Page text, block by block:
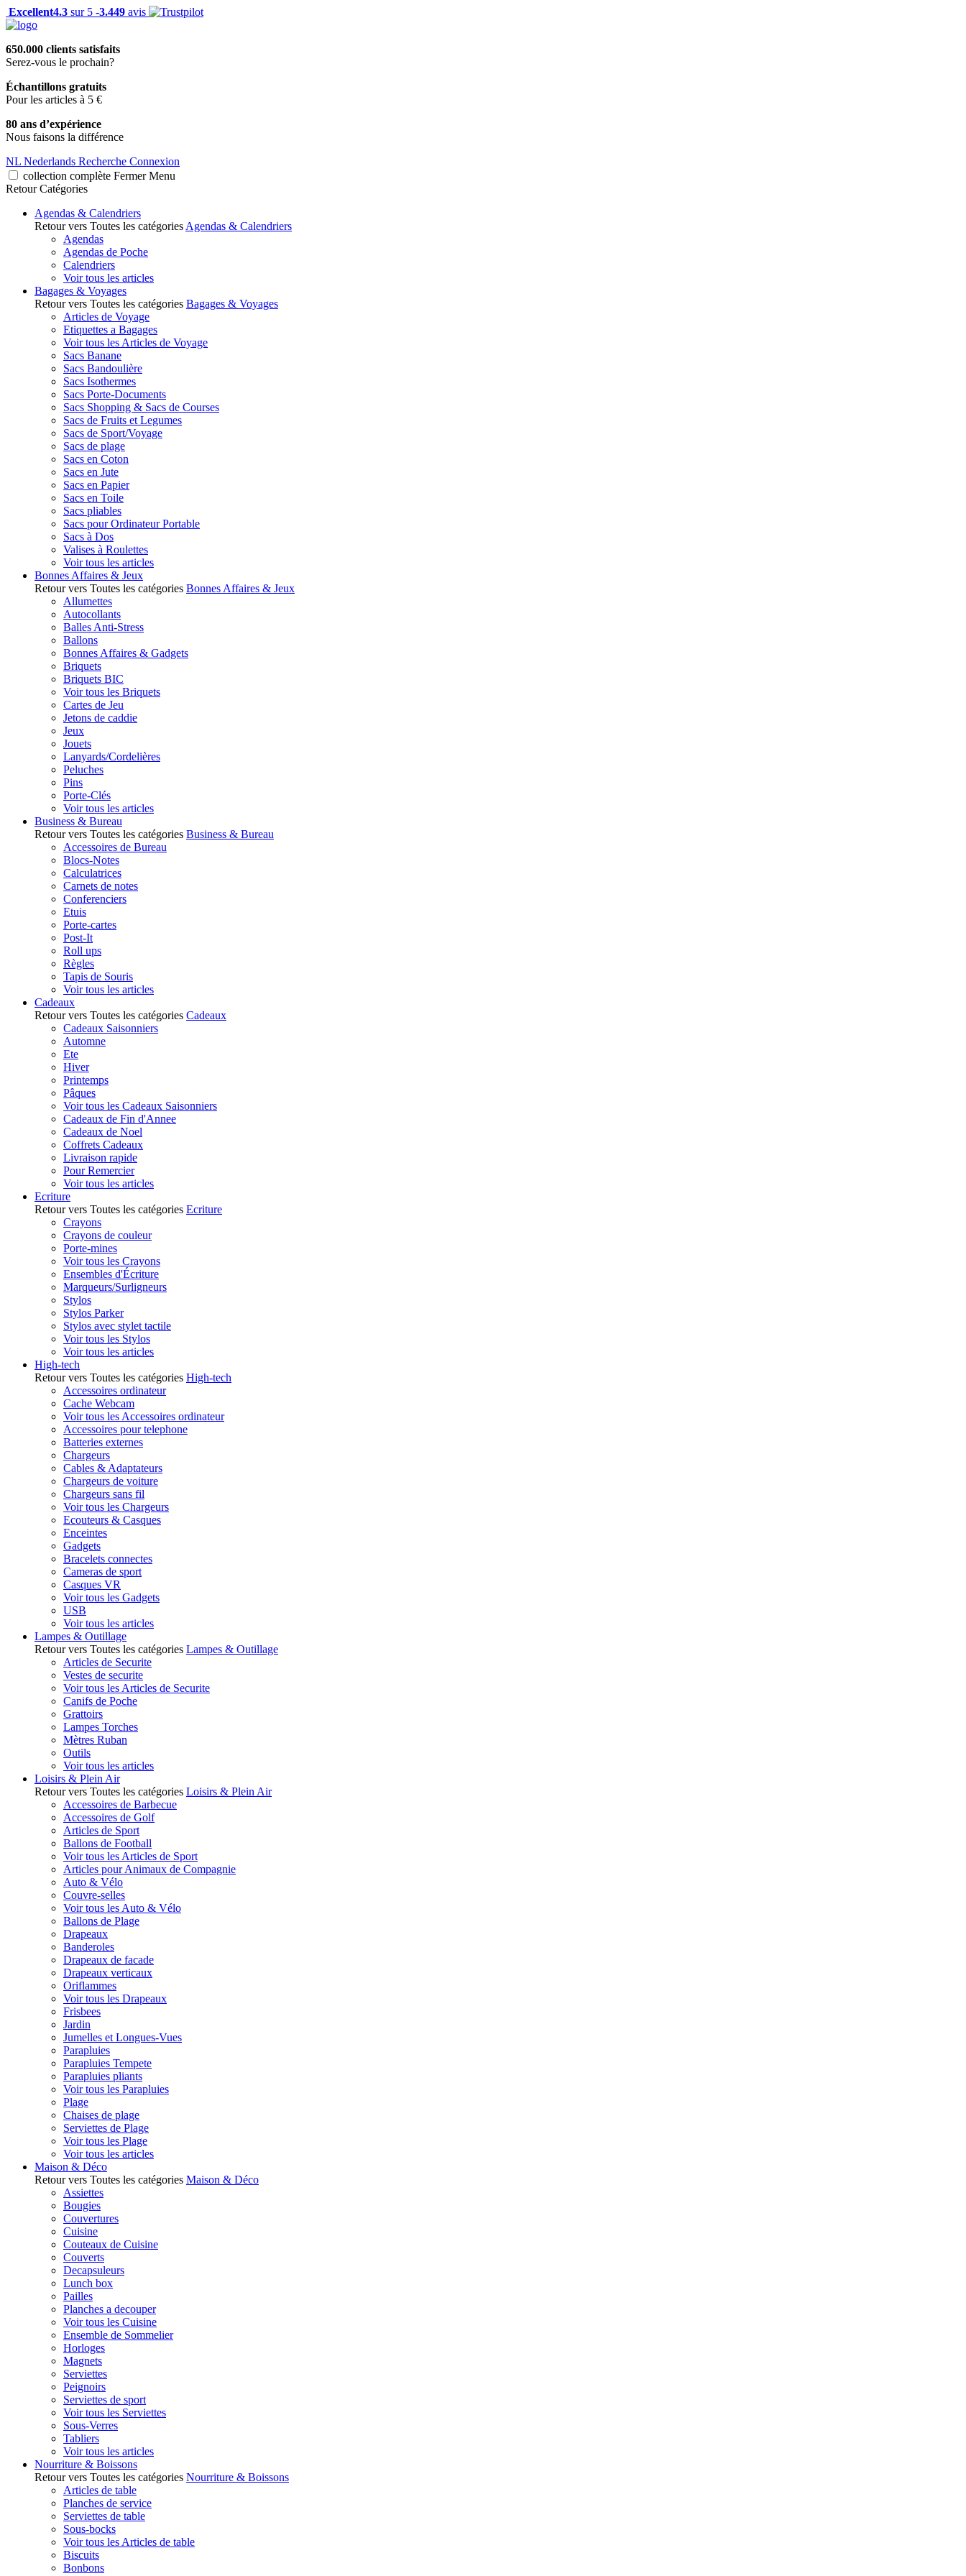
Excellent4.3 sur 5 -3.449 avis
650.000 clients satisfaits
Serez-vous le prochain?
Échantillons gratuits
Pour les articles à 5 €
80 ans d’expérience
Nous faisons la différence
NL Nederlands Recherche Connexion
collection complète Fermer Menu
Retour Catégories
Agendas & Calendriers
Retour vers Toutes les catégories Agendas & Calendriers
Agendas
Agendas de Poche
Calendriers
Voir tous les articles
Bagages & Voyages
Retour vers Toutes les catégories Bagages & Voyages
Articles de Voyage
Etiquettes a Bagages
Voir tous les Articles de Voyage
Sacs Banane
Sacs Bandoulière
Sacs Isothermes
Sacs Porte-Documents
Sacs Shopping & Sacs de Courses
Sacs de Fruits et Legumes
Sacs de Sport/Voyage
Sacs de plage
Sacs en Coton
Sacs en Jute
Sacs en Papier
Sacs en Toile
Sacs pliables
Sacs pour Ordinateur Portable
Sacs à Dos
Valises à Roulettes
Voir tous les articles
Bonnes Affaires & Jeux
Retour vers Toutes les catégories Bonnes Affaires & Jeux
Allumettes
Autocollants
Balles Anti-Stress
Ballons
Bonnes Affaires & Gadgets
Briquets
Briquets BIC
Voir tous les Briquets
Cartes de Jeu
Jetons de caddie
Jeux
Jouets
Lanyards/Cordelières
Peluches
Pins
Porte-Clés
Voir tous les articles
Business & Bureau
Retour vers Toutes les catégories Business & Bureau
Accessoires de Bureau
Blocs-Notes
Calculatrices
Carnets de notes
Conferenciers
Etuis
Porte-cartes
Post-It
Roll ups
Règles
Tapis de Souris
Voir tous les articles
Cadeaux
Retour vers Toutes les catégories Cadeaux
Cadeaux Saisonniers
Automne
Ete
Hiver
Printemps
Pâques
Voir tous les Cadeaux Saisonniers
Cadeaux de Fin d'Annee
Cadeaux de Noel
Coffrets Cadeaux
Livraison rapide
Pour Remercier
Voir tous les articles
Ecriture
Retour vers Toutes les catégories Ecriture
Crayons
Crayons de couleur
Porte-mines
Voir tous les Crayons
Ensembles d'Écriture
Marqueurs/Surligneurs
Stylos
Stylos Parker
Stylos avec stylet tactile
Voir tous les Stylos
Voir tous les articles
High-tech
Retour vers Toutes les catégories High-tech
Accessoires ordinateur
Cache Webcam
Voir tous les Accessoires ordinateur
Accessoires pour telephone
Batteries externes
Chargeurs
Cables & Adaptateurs
Chargeurs de voiture
Chargeurs sans fil
Voir tous les Chargeurs
Ecouteurs & Casques
Enceintes
Gadgets
Bracelets connectes
Cameras de sport
Casques VR
Voir tous les Gadgets
USB
Voir tous les articles
Lampes & Outillage
Retour vers Toutes les catégories Lampes & Outillage
Articles de Securite
Vestes de securite
Voir tous les Articles de Securite
Canifs de Poche
Grattoirs
Lampes Torches
Mètres Ruban
Outils
Voir tous les articles
Loisirs & Plein Air
Retour vers Toutes les catégories Loisirs & Plein Air
Accessoires de Barbecue
Accessoires de Golf
Articles de Sport
Ballons de Football
Voir tous les Articles de Sport
Articles pour Animaux de Compagnie
Auto & Vélo
Couvre-selles
Voir tous les Auto & Vélo
Ballons de Plage
Drapeaux
Banderoles
Drapeaux de facade
Drapeaux verticaux
Oriflammes
Voir tous les Drapeaux
Frisbees
Jardin
Jumelles et Longues-Vues
Parapluies
Parapluies Tempete
Parapluies pliants
Voir tous les Parapluies
Plage
Chaises de plage
Serviettes de Plage
Voir tous les Plage
Voir tous les articles
Maison & Déco
Retour vers Toutes les catégories Maison & Déco
Assiettes
Bougies
Couvertures
Cuisine
Couteaux de Cuisine
Couverts
Decapsuleurs
Lunch box
Pailles
Planches a decouper
Voir tous les Cuisine
Ensemble de Sommelier
Horloges
Magnets
Serviettes
Peignoirs
Serviettes de sport
Voir tous les Serviettes
Sous-Verres
Tabliers
Voir tous les articles
Nourriture & Boissons
Retour vers Toutes les catégories Nourriture & Boissons
Articles de table
Planches de service
Serviettes de table
Sous-bocks
Voir tous les Articles de table
Biscuits
Bonbons